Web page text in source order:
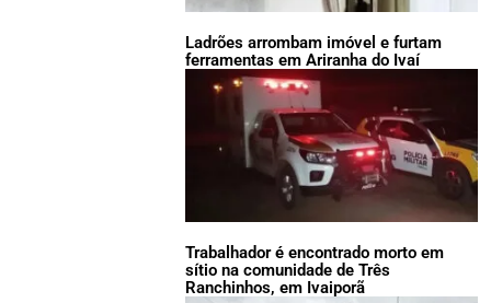
Ladrões arrombam imóvel e furtam
ferramentas em Ariranha do Ivaí
Trabalhador é encontrado morto em
sítio na comunidade de Três
Ranchinhos, em Ivaiporã